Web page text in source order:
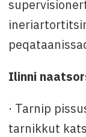
Ilinni
· Tarnip
tarnikkut